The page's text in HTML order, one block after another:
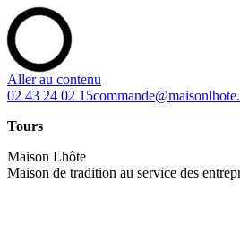
Aller au contenu
02 43 24 02 15
Tours
Maison Lhôte
Maison de tradition au service des